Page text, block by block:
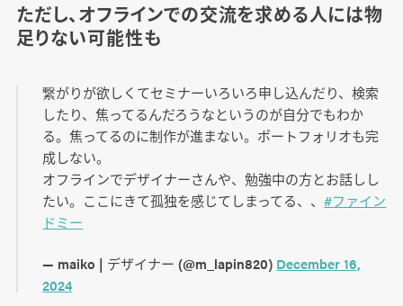
ただし、オフラインでの交流を求める人には物
足りない可能性も
繋がりが欲しくてセミナーいろいろ申し込んだり、検索
したり、焦ってるんだろうなというのが自分でもわか
る。焦ってるのに制作が進まない。ポートフォリオも完
成しない。
オフラインでデザイナーさんや、勉強中の方とお話しし
たい。ここにきて孤独を感じてしまってる、、#ファイン
ドミー
— maiko | デザイナー (@m_lapin820) December 16,
2024